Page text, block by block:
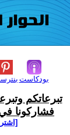
بودكاست
تبرعاتكم
فشاركونا